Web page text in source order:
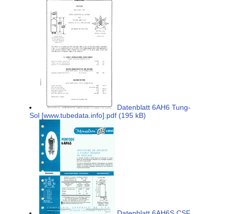
Datenblatt 6AH6 Tung-
Sol [www.tubedata.info].pdf (195 kB)